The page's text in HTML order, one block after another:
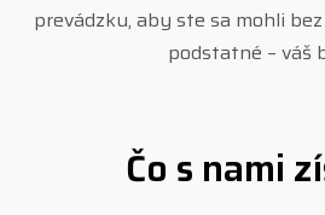
prevádzku, aby ste sa mohli
podstatné – váš
Čo s nami